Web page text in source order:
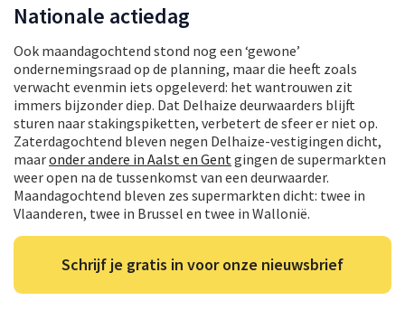
Nationale actiedag
Ook maandagochtend stond nog een ‘gewone’
ondernemingsraad op de planning, maar die heeft zoals
verwacht evenmin iets opgeleverd: het wantrouwen zit
immers bijzonder diep. Dat Delhaize deurwaarders blijft
sturen naar stakingspiketten, verbetert de sfeer er niet op.
Zaterdagochtend bleven negen Delhaize-vestigingen dicht,
maaronder andere in Aalst en Gent gingen de supermarkten
weer open na de tussenkomst van een deurwaarder.
Maandagochtend bleven zes supermarkten dicht: twee in
Vlaanderen, twee in Brussel en twee in Wallonië.
Schrijf je gratis in voor onze nieuwsbrief